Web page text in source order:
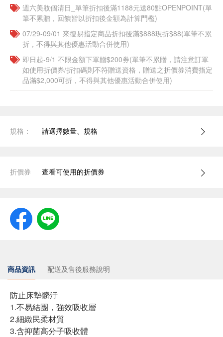
週六美妝個清日_單筆折扣後滿1188元送80點OPENPOINT(單
筆不累贈，回饋皆以折扣後金額為計算門檻)
07/29-09/01 來復易指定商品折扣後滿$888現折$88(單筆不累
折，不得與其他優惠活動合併使用)
即日起-9/1 不限金額下單贈$200券(單筆不累贈，請注意訂單
如使用折價券/折扣碼則不符贈送資格，贈送之折價券消費指定
品滿$2,000可折，不得與其他優惠活動合併使用)
規格： 請選擇數量、規格
折價券 查看可使用的折價券
商品資訊 配送及售後服務說明
防止床墊髒汙
1.不易結團，強效吸收層
2.細緻民柔材質
3.含抑菌高分子吸收體